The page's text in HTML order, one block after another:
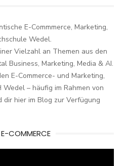
E-Commmerce, Marketing,
Wedel.
Vielzahl an Themen aus den
Business, Marketing, Media & AI.
E-Commerce- und Marketing,
– häufig im Rahmen von
hier im Blog zur Verfügung
COMMERCE